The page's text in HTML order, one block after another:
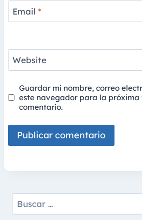
Email *
Website
Guardar mi nombre, correo
este navegador para la próxima
comentario.
Buscar: